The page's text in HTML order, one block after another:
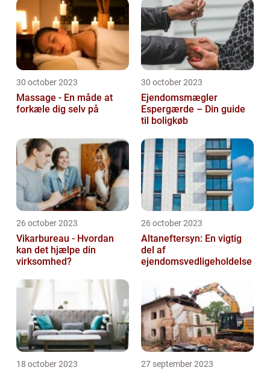
30 october 2023
Massage - En måde at
forkæle dig selv på
30 october 2023
Ejendomsmægler
Espergærde – Din guide
til boligkøb
26 october 2023
Vikarbureau - Hvordan
kan det hjælpe din
virksomhed?
26 october 2023
Altaneftersyn: En vigtig
del af
ejendomsvedligeholdelse
18 october 2023 27 september 2023